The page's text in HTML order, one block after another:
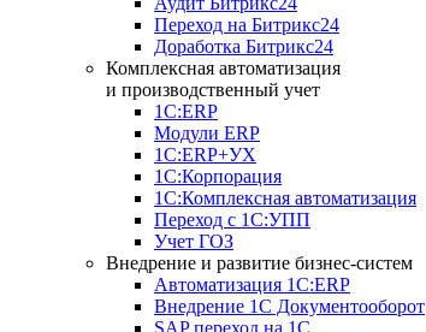
Переход на Битрикс24
Доработка Битрикс24
Комплексная автоматизация
и производственный учет
1С:ERP
Модули ERP
1C:ERP+УХ
1С:Корпорация
1С:Комплексная автоматизация
Переход с 1С:УПП
Учет ГОЗ
Внедрение и развитие бизнес-систем
Автоматизация 1С:ERP
Внедрение 1С Документооборот
SAP переход на 1С